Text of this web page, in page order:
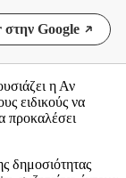
Google
η Αν
ειδικούς να
προκαλέσει
δημοσιότητας